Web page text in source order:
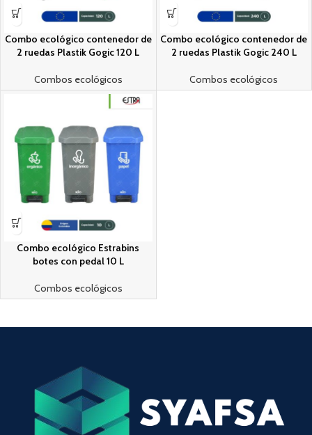
Combo ecológico contenedor de
2 ruedas Plastik Gogic 120 L
Combos ecológicos
Combo ecológico contenedor de
2 ruedas Plastik Gogic 240 L
Combos ecológicos
Combo ecológico Estrabins
botes con pedal 10 L
Combos ecológicos